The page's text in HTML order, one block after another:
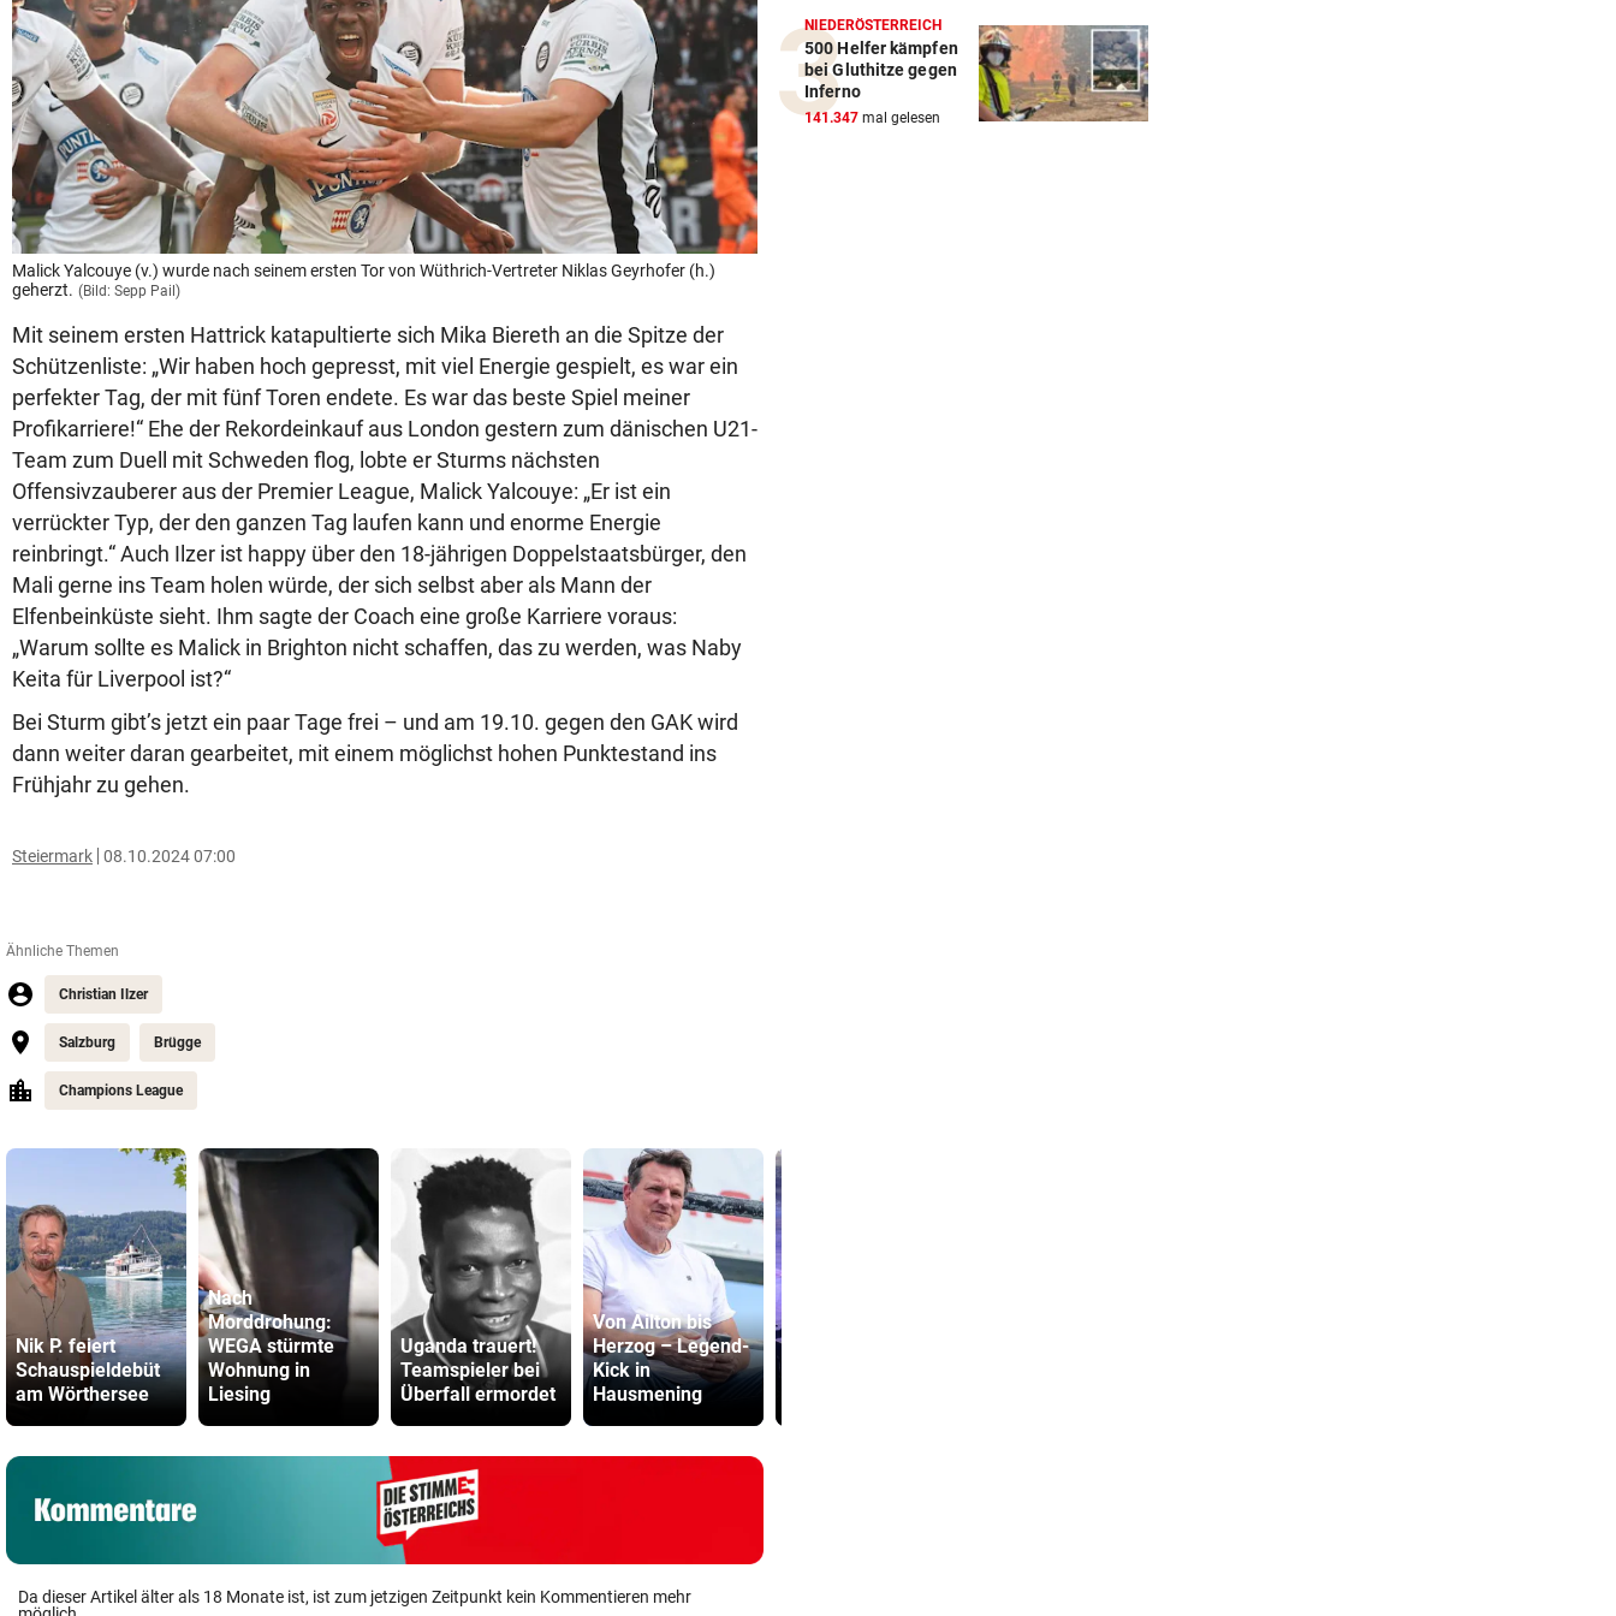
Malick Yalcouye (v.) wurde nach seinem ersten Tor von Wüthrich-Vertreter Niklas Geyrhofer (h.)
geherzt. (Bild: Sepp Pail)
Mit seinem ersten Hattrick katapultierte sich Mika Biereth an die Spitze der
Schützenliste: „Wir haben hoch gepresst, mit viel Energie gespielt, es war ein
perfekter Tag, der mit fünf Toren endete. Es war das beste Spiel meiner
Profikarriere!“ Ehe der Rekordeinkauf aus London gestern zum dänischen U21-
Team zum Duell mit Schweden flog, lobte er Sturms nächsten
Offensivzauberer aus der Premier League, Malick Yalcouye: „Er ist ein
verrückter Typ, der den ganzen Tag laufen kann und enorme Energie
reinbringt.“ Auch Ilzer ist happy über den 18-jährigen Doppelstaatsbürger, den
Mali gerne ins Team holen würde, der sich selbst aber als Mann der
Elfenbeinküste sieht. Ihm sagte der Coach eine große Karriere voraus:
„Warum sollte es Malick in Brighton nicht schaffen, das zu werden, was Naby
Keita für Liverpool ist?“
Bei Sturm gibt’s jetzt ein paar Tage frei – und am 19.10. gegen den GAK wird
dann weiter daran gearbeitet, mit einem möglichst hohen Punktestand ins
Frühjahr zu gehen.
Steiermark 08.10.2024 07:00
Ähnliche Themen
Christian Ilzer
Salzburg Brügge
Champions League
Nik P. feiert
Schauspieldebüt
am Wörthersee
Nach
Morddrohung:
WEGA stürmte
Wohnung in
Liesing
Uganda trauert!
Teamspieler bei
Überfall ermordet
Von Ailton bis
Herzog – Legend-
Kick in
Hausmening
Da dieser Artikel älter als 18 Monate ist, ist zum jetzigen Zeitpunkt kein Kommentieren mehr
NIEDERÖSTERREICH
500 Helfer kämpfen
bei Gluthitze gegen
Inferno
141.347 mal gelesen